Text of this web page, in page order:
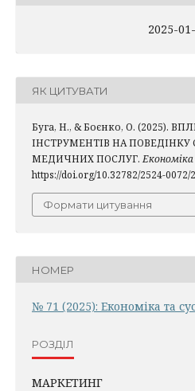
2025-
ЯК ЦИТУВАТИ
Буга, Н., & Боєнко, О. (2025).
ІНСТРУМЕНТІВ НА ПОВЕДІНКУ
МЕДИЧНИХ ПОСЛУГ.
https://doi.org/10.32782/2524-0072/
Формати цитування
НОМЕР
№ 71 (2025): Економіка та
РОЗДІЛ
МАРКЕТИНГ